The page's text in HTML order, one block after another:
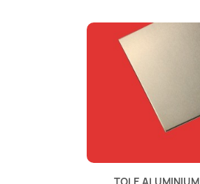
TOLE ALUMINIUM